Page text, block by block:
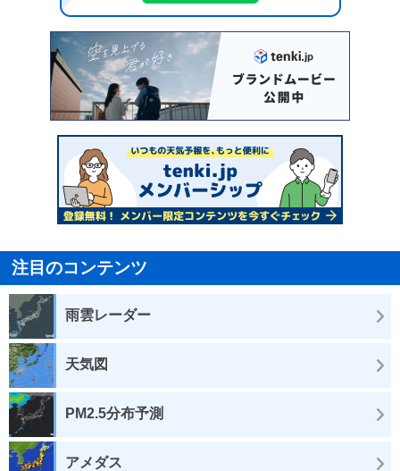
注目のコンテンツ
雨雲レーダー
天気図
PM2.5分布予測
アメダス